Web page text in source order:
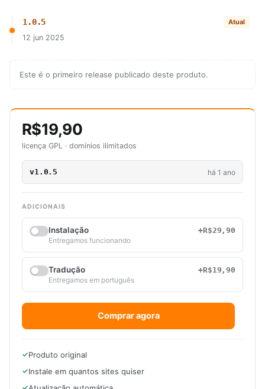
1.0.5 Atual
12 jun 2025
Este é o primeiro release publicado deste produto.
R$19,90
licença GPL · domínios ilimitados
v1.0.5 há 1 ano
ADICIONAIS
Instalação
+R$29,90
Entregamos funcionando
Tradução
+R$19,90
Entregamos em português
Comprar agora
Produto original
Instale em quantos sites quiser